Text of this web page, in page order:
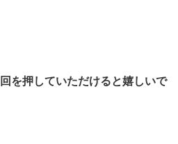
回を押していただけると嬉しいで